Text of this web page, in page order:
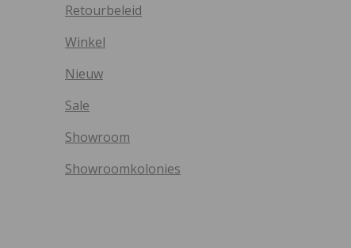
Retourbeleid
Winkel
Nieuw
Sale
Showroom
Showroomkolonies